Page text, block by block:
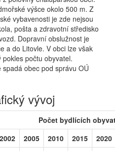
výšce okolo 500 m. Z
vybavenosti je zde nejsou
pošta a zdravotní středisko
Dopravní obslužnost je
a do Litovle. V obci lze však
počtu obyvatel.
spadá obec pod správu OÚ
vývoj
Počet bydlících
2002
2005 2010 2015
2020